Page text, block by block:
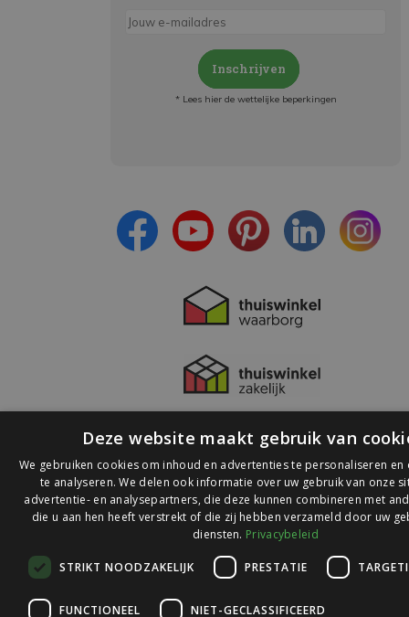
Inschrijven
* Lees hier de wettelijke beperkingen
© 2026 Ledlichtdiscounter.nl
op
Webwinkelkeur
Deze website maakt gebruik van
We gebruiken cookies om inhoud en advertenties te personaliseren en
te analyseren. We delen ook informatie over uw gebruik van onze
advertentie- en analysepartners, die deze kunnen combineren met
die u aan hen heeft verstrekt of die zij hebben verzameld door uw
diensten. Privacybeleid
STRIKT NOODZAKELIJK PRESTATIE
FUNCTIONEEL NIET-GECLASSIFICEERD